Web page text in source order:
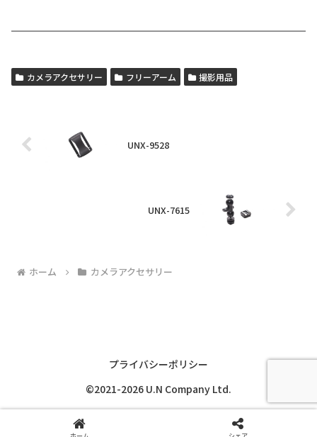
カメラアクセサリー フリーアーム 撮影用品
UNX-9528
UNX-7615
ホーム カメラアクセサリー
プライバシーポリシー
©2021-2026 U.N Company Ltd.